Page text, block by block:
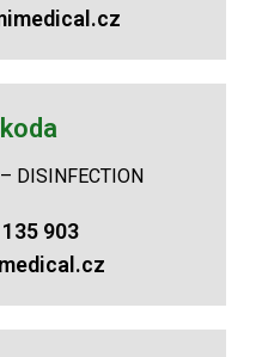
DISINFECTION
903